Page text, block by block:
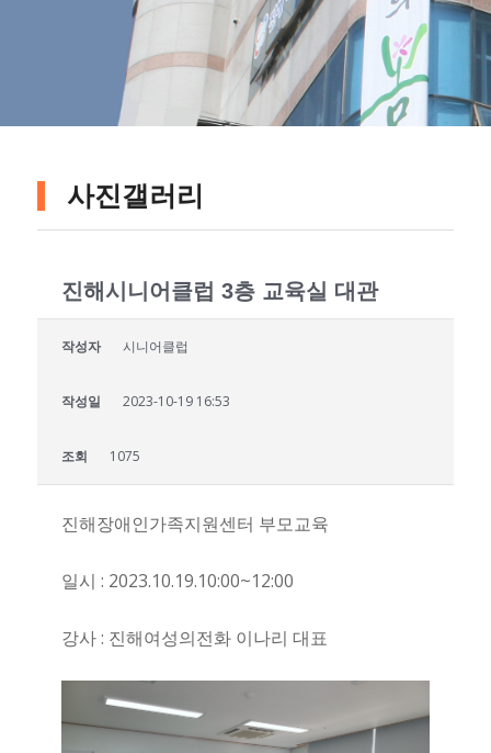
사진갤러리
진해시니어클럽 3층 교육실 대관
작성자 시니어클럽
작성일 2023-10-19 16:53
조회 1075
진해장애인가족지원센터 부모교육
일시 : 2023.10.19.10:00~12:00
강사 : 진해여성의전화 이나리 대표